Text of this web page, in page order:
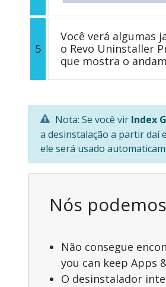
5
Você verá algumas
o Revo Uninstaller
que mostra o
Nota: Se você vir Index
a desinstalação a partir daí
ele será usado
Nós
Não consegue
you can keep Apps
O desinstalador